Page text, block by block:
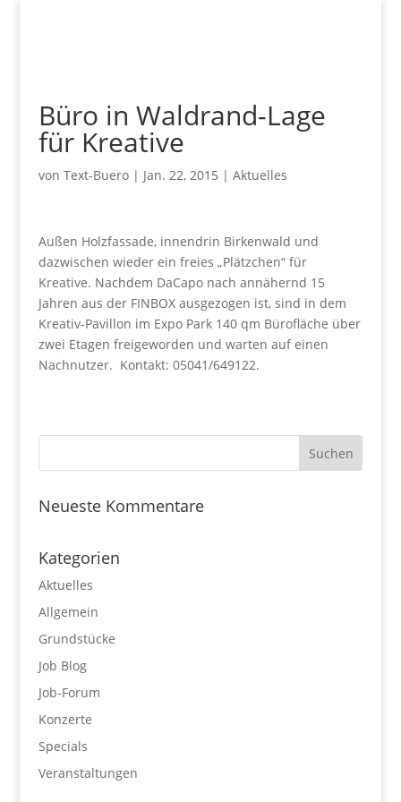
Büro in Waldrand-Lage
für Kreative
von Text-Buero| Jan. 22, 2015 | Aktuelles
Außen Holzfassade, innendrin Birkenwald und
dazwischen wieder ein freies „Plätzchen“ für
Kreative. Nachdem DaCapo nach annähernd 15
Jahren aus der FINBOX ausgezogen ist, sind in dem
Kreativ-Pavillon im Expo Park 140 qm Bürofläche über
zwei Etagen freigeworden und warten auf einen
Nachnutzer. Kontakt: 05041/649122.
Neueste Kommentare
Kategorien
Aktuelles
Allgemein
Grundstücke
Job Blog
Job-Forum
Konzerte
Specials
Veranstaltungen